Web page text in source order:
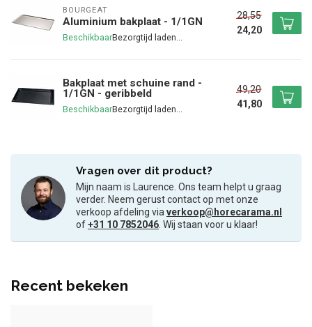
BOURGEAT
Aluminium bakplaat - 1/1GN
Beschikbaar
28,55
24,20
Bakplaat met schuine rand -
1/1GN - geribbeld
Beschikbaar
49,20
41,80
Vragen over dit product?
Mijn naam is Laurence. Ons team helpt u graag
verder. Neem gerust contact op met onze
verkoop afdeling viaverkoop@horecarama.nl
of+31 10 7852046. Wij staan voor u klaar!
Recent bekeken